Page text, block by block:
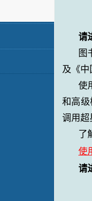
请
图
及《中
使
和高
调用超
使
请